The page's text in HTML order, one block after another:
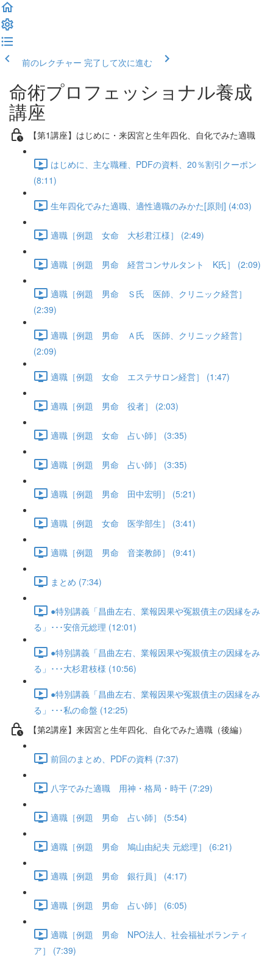
前のレクチャー 完了して次に進む
命術プロフェッショナル養成
講座
【第1講座】はじめに・来因宮と生年四化、自化でみた適職
はじめに、主な職種、PDFの資料、20％割引クーポン
(8:11)
生年四化でみた適職、適性適職のみかた[原則] (4:03)
適職［例題 女命 大杉君江様］ (2:49)
適職［例題 男命 経営コンサルタント K氏］ (2:09)
適職［例題 男命 Ｓ氏 医師、クリニック経営］
(2:39)
適職［例題 男命 Ａ氏 医師、クリニック経営］
(2:09)
適職［例題 女命 エステサロン経営］ (1:47)
適職［例題 男命 役者］ (2:03)
適職［例題 女命 占い師］ (3:35)
適職［例題 男命 占い師］ (3:35)
適職［例題 男命 田中宏明］ (5:21)
適職［例題 女命 医学部生］ (3:41)
適職［例題 男命 音楽教師］ (9:41)
まとめ (7:34)
●特別講義「昌曲左右、業報因果や冤親債主の因縁をみ
る」･･･安倍元総理 (12:01)
●特別講義「昌曲左右、業報因果や冤親債主の因縁をみ
る」･･･大杉君枝様 (10:56)
●特別講義「昌曲左右、業報因果や冤親債主の因縁をみ
る」･･･私の命盤 (12:25)
【第2講座】来因宮と生年四化、自化でみた適職（後編）
前回のまとめ、PDFの資料 (7:37)
八字でみた適職 用神・格局・時干 (7:29)
適職［例題 男命 占い師］ (5:54)
適職［例題 男命 鳩山由紀夫 元総理］ (6:21)
適職［例題 男命 銀行員］ (4:17)
適職［例題 男命 占い師］ (6:05)
適職［例題 男命 NPO法人、社会福祉ボランティ
ア］ (7:39)